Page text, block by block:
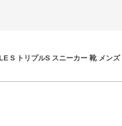
S トリプルS スニーカー 靴 メンズ